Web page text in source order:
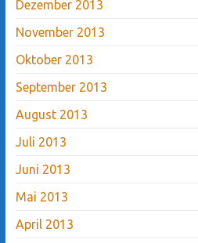
Dezember 2013
November 2013
Oktober 2013
September 2013
August 2013
Juli 2013
Juni 2013
Mai 2013
April 2013